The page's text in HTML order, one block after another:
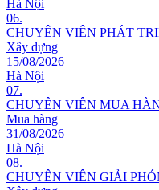
Hà Nội
06.
CHUYÊN VIÊN PHÁT
Xây dựng
15/08/2026
Hà Nội
07.
CHUYÊN VIÊN MUA
Mua hàng
31/08/2026
Hà Nội
08.
CHUYÊN VIÊN GIẢI